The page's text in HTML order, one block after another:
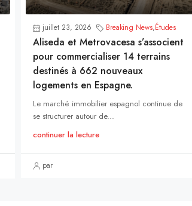
juillet 23, 2026 Breaking News,Études
Aliseda et Metrovacesa s’associent
pour commercialiser 14 terrains
destinés à 662 nouveaux
logements en Espagne.
Le marché immobilier espagnol continue de
se structurer autour de...
continuer la lecture
par